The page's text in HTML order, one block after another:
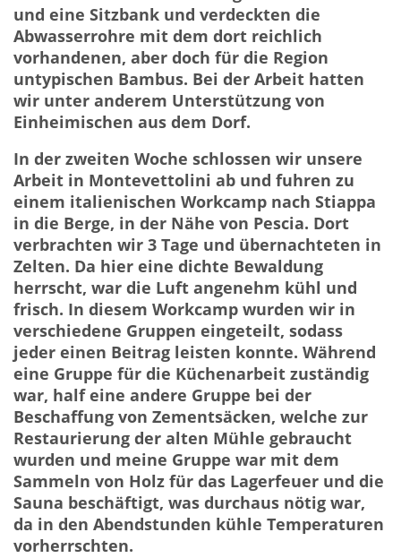
und eine Sitzbank und verdeckten die
Abwasserrohre mit dem dort reichlich
vorhandenen, aber doch für die Region
untypischen Bambus. Bei der Arbeit hatten
wir unter anderem Unterstützung von
Einheimischen aus dem Dorf.
In der zweiten Woche schlossen wir unsere
Arbeit in Montevettolini ab und fuhren zu
einem italienischen Workcamp nach Stiappa
in die Berge, in der Nähe von Pescia. Dort
verbrachten wir 3 Tage und übernachteten in
Zelten. Da hier eine dichte Bewaldung
herrscht, war die Luft angenehm kühl und
frisch. In diesem Workcamp wurden wir in
verschiedene Gruppen eingeteilt, sodass
jeder einen Beitrag leisten konnte. Während
eine Gruppe für die Küchenarbeit zuständig
war, half eine andere Gruppe bei der
Beschaffung von Zementsäcken, welche zur
Restaurierung der alten Mühle gebraucht
wurden und meine Gruppe war mit dem
Sammeln von Holz für das Lagerfeuer und die
Sauna beschäftigt, was durchaus nötig war,
da in den Abendstunden kühle Temperaturen
vorherrschten.